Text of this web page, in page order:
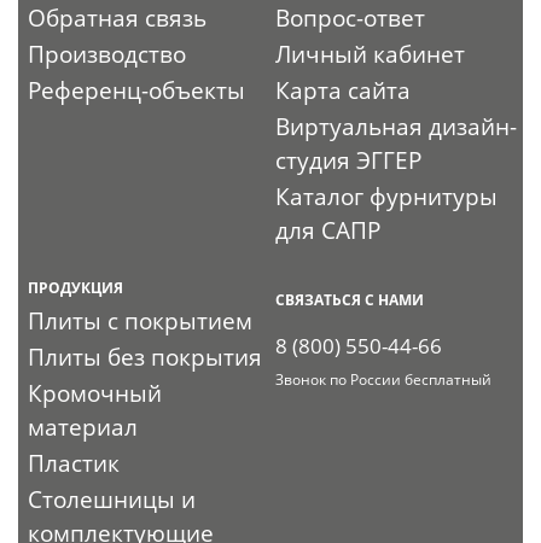
Обратная связь
Производство
Референц-объекты
Вопрос-ответ
Личный кабинет
Карта сайта
Виртуальная дизайн-
студия ЭГГЕР
Каталог фурнитуры
для САПР
ПРОДУКЦИЯ
Плиты с покрытием
Плиты без покрытия
Кромочный
материал
Пластик
Столешницы и
комплектующие
СВЯЗАТЬСЯ С НАМИ
8 (800) 550-44-66
Звонок по России бесплатный